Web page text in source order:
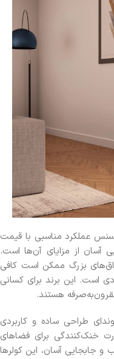
عملکرد مناسبی با قیمت
آسان از مزایای آن‌ها است.
بزرگ ممکن است کافی
است. این برند برای کسانی
هستند.
طراحی ساده و کاربردی
خنک‌کنندگی برای فضاهای
آسان، این کولرها